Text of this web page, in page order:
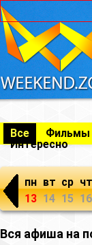
Все Фильмы
Интересно
пн
13
вт
14
ср
15
чт
16
Вся афиша на